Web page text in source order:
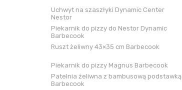
Uchwyt na szaszłyki Dynamic Center
Nestor
Piekarnik do pizzy do Nestor Dynamic
Barbecook
Ruszt żeliwny 43×35 cm Barbecook
Piekarnik do pizzy Magnus Barbecook
Patelnia żeliwna z bambusową podstawką
Barbecook